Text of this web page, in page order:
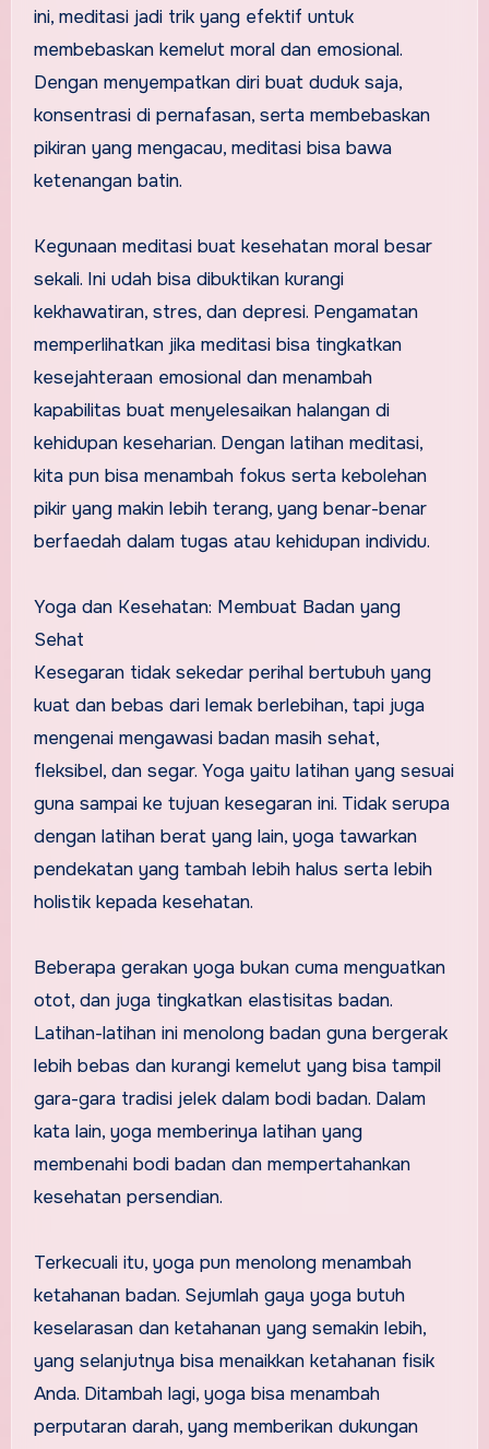
ini, meditasi jadi trik yang efektif untuk
membebaskan kemelut moral dan emosional.
Dengan menyempatkan diri buat duduk saja,
konsentrasi di pernafasan, serta membebaskan
pikiran yang mengacau, meditasi bisa bawa
ketenangan batin.
Kegunaan meditasi buat kesehatan moral besar
sekali. Ini udah bisa dibuktikan kurangi
kekhawatiran, stres, dan depresi. Pengamatan
memperlihatkan jika meditasi bisa tingkatkan
kesejahteraan emosional dan menambah
kapabilitas buat menyelesaikan halangan di
kehidupan keseharian. Dengan latihan meditasi,
kita pun bisa menambah fokus serta kebolehan
pikir yang makin lebih terang, yang benar-benar
berfaedah dalam tugas atau kehidupan individu.
Yoga dan Kesehatan: Membuat Badan yang
Sehat
Kesegaran tidak sekedar perihal bertubuh yang
kuat dan bebas dari lemak berlebihan, tapi juga
mengenai mengawasi badan masih sehat,
fleksibel, dan segar. Yoga yaitu latihan yang sesuai
guna sampai ke tujuan kesegaran ini. Tidak serupa
dengan latihan berat yang lain, yoga tawarkan
pendekatan yang tambah lebih halus serta lebih
holistik kepada kesehatan.
Beberapa gerakan yoga bukan cuma menguatkan
otot, dan juga tingkatkan elastisitas badan.
Latihan-latihan ini menolong badan guna bergerak
lebih bebas dan kurangi kemelut yang bisa tampil
gara-gara tradisi jelek dalam bodi badan. Dalam
kata lain, yoga memberinya latihan yang
membenahi bodi badan dan mempertahankan
kesehatan persendian.
Terkecuali itu, yoga pun menolong menambah
ketahanan badan. Sejumlah gaya yoga butuh
keselarasan dan ketahanan yang semakin lebih,
yang selanjutnya bisa menaikkan ketahanan fisik
Anda. Ditambah lagi, yoga bisa menambah
perputaran darah, yang memberikan dukungan